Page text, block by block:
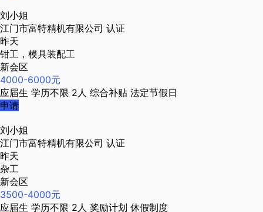
刘小姐
江门市富特精机有限公司 认证
昨天
钳工，模具装配工
新会区
4000-6000元
应届生 学历不限 2人 综合补贴 法定节假日
申请
刘小姐
江门市富特精机有限公司 认证
昨天
杂工
新会区
3500-4000元
应届生 学历不限 2人 奖励计划 休假制度